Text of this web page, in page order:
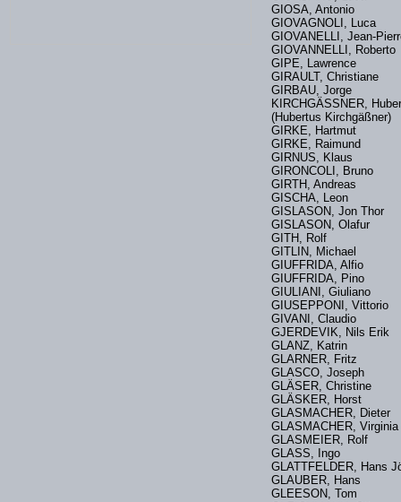
GIOSA, Antonio
GIOVAGNOLI, Luca
GIOVANELLI, Jean-
GIOVANNELLI,
GIPE, Lawrence
GIRAULT, Christiane
GIRBAU, Jorge
KIRCHGÄSSNER,
(Hubertus Kirchgäßner)
GIRKE, Hartmut
GIRKE, Raimund
GIRNUS, Klaus
GIRONCOLI, Bruno
GIRTH, Andreas
GISCHA, Leon
GISLASON, Jon Thor
GISLASON, Olafur
GITH, Rolf
GITLIN, Michael
GIUFFRIDA, Alfio
GIUFFRIDA, Pino
GIULIANI, Giuliano
GIUSEPPONI,
GIVANI, Claudio
GJERDEVIK, Nils Erik
GLANZ, Katrin
GLARNER, Fritz
GLASCO, Joseph
GLÄSER, Christine
GLÄSKER, Horst
GLASMACHER, Dieter
GLASMACHER,
GLASMEIER, Rolf
GLASS, Ingo
GLATTFELDER, Hans
GLAUBER, Hans
GLEESON, Tom